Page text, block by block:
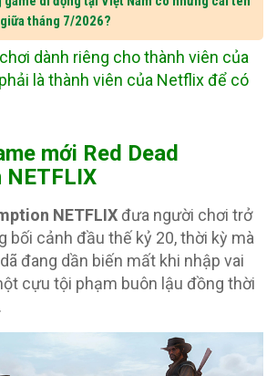
tháng 7/2026?
dành riêng cho thành viên của
là thành viên của Netflix để có
mới Red Dead
NETFLIX
NETFLIXđưa người chơi trở
bối cảnh đầu thế kỷ 20, thời kỳ mà
đang dần biến mất khi nhập vai
cựu tội phạm buôn lậu đồng thời